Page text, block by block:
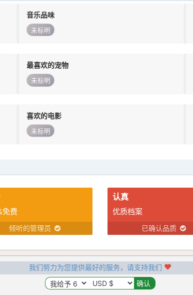
音乐品味
未标明
最喜欢的宠物
未标明
喜欢的电影
未标明
免费
倾听的管理员
认真
优质档案
已确认品质
我们努力为您提供最好的服务，请支持我们